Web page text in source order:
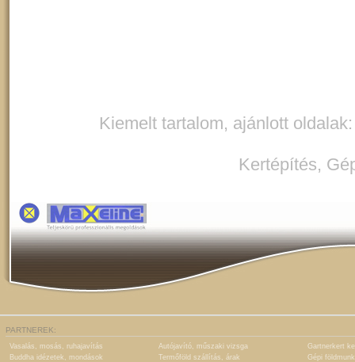
Kiemelt tartalom, ajánlott
Kertépítés,
PARTNEREK:
Vasalás, mosás, ruhajavítás Autójavító, műszaki vizsga
Gartnerkert
Buddha idézetek, mondások
Termőföld szállítás, árak
Gépi